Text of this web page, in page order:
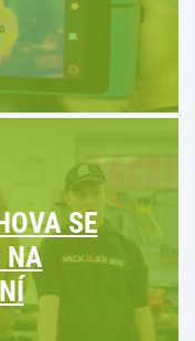
SE
NA